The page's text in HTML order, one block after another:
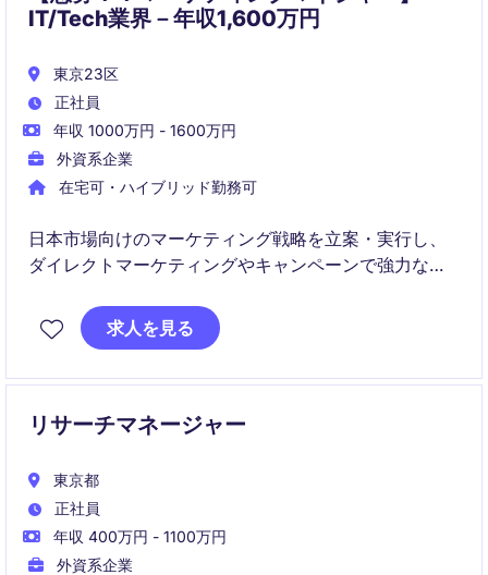
IT/Tech業界－年収1,600万円
東京23区
正社員
年収 1000万円 - 1600万円
外資系企業
在宅可・ハイブリッド勤務可
日本市場向けのマーケティング戦略を立案・実行し、
ダイレクトマーケティングやキャンペーンで強力なセ
定者を対象にしたマーケティング手法の開発や、予算
管理、KPIのモニタリングも担当。
求人を見る
リサーチマネージャー
東京都
正社員
年収 400万円 - 1100万円
外資系企業